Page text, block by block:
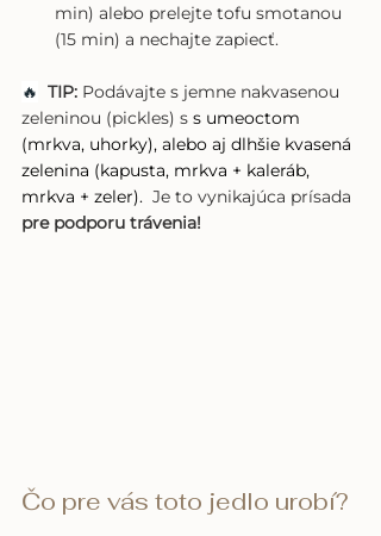
min) alebo prelejte tofu smotanou
(15 min) a nechajte zapiecť.
🔥
  TIP:
Podávajte s jemne nakvasenou
zeleninou (pickles) s s umeoctom
(mrkva, uhorky), alebo aj dlhšie kvasená
zelenina (kapusta, mrkva + kaleráb,
mrkva + zeler). Je to vynikajúca prísada
pre podporu trávenia!
Čo pre vás toto jedlo urobí?